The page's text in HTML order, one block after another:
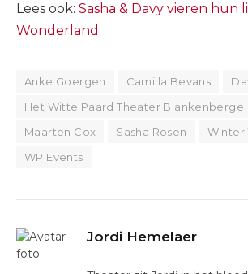
Lees ook: Sasha & Davy vieren hun
Wonderland
Anke Goergen Camilla Bevans
Het Witte Paard Theater Blankenberge
Maarten Cox
Sasha Rosen
Winter
WP Events
Jordi Hemelaer